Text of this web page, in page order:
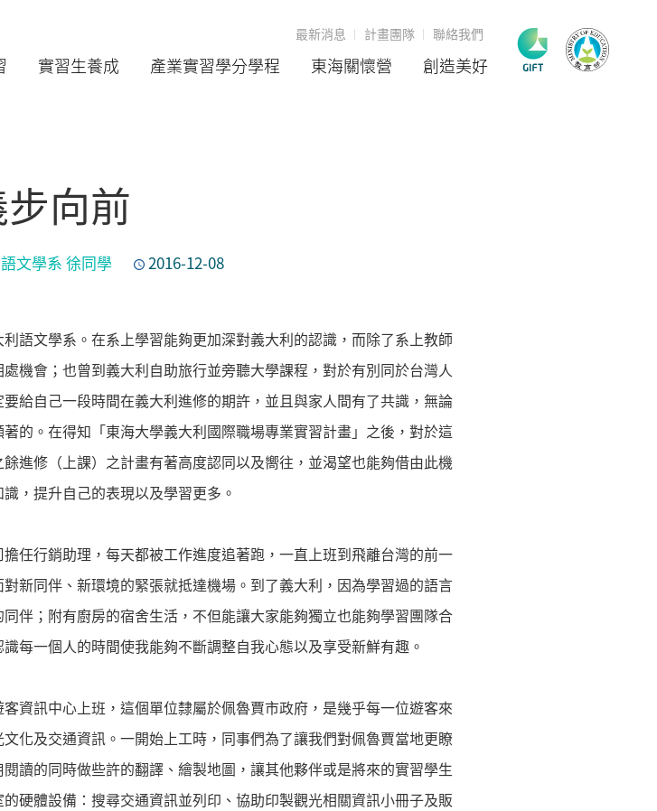
實習生養成 產業實習學分學程 東海關懷營 創造美好
最新消息 計畫團隊 聯絡我們
向前
文學系 徐同學 2016-12-08
語文學系。在系上學習能夠更加深對義大利的認識，而除了系上教師
機會；也曾到義大利自助旅行並旁聽大學課程，對於有別同於台灣人
給自己一段時間在義大利進修的期許，並且與家人間有了共識，無論
的。在得知「東海大學義大利國際職場專業實習計畫」之後，對於這
進修（上課）之計畫有著高度認同以及嚮往，並渴望也能夠借由此機
，提升自己的表現以及學習更多。
任行銷助理，每天都被工作進度追著跑，一直上班到飛離台灣的前一
新同伴、新環境的緊張就抵達機場。到了義大利，因為學習過的語言
伴；附有廚房的宿舍生活，不但能讓大家能夠獨立也能夠學習團隊合
每一個人的時間使我能夠不斷調整自我心態以及享受新鮮有趣。
資訊中心上班，這個單位隸屬於佩魯賈市政府，是幾乎每一位遊客來
化及交通資訊。一開始上工時，同事們為了讓我們對佩魯賈當地更瞭
讀的同時做些許的翻譯、繪製地圖，讓其他夥伴或是將來的實習學生
硬體設備：搜尋交通資訊並列印、協助印製觀光相關資訊小冊子及販